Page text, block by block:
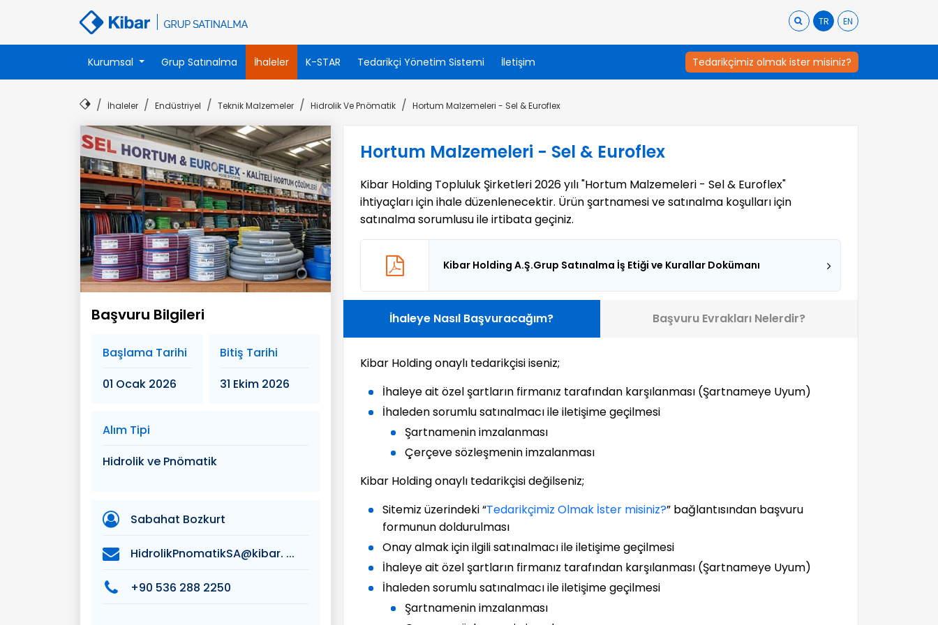
TR EN
Tedarikçimiz olmak ister misiniz?
Kurumsal Grup Satınalma İhaleler K-STAR Tedarikçi Yönetim Sistemi İletişim
İhaleler Endüstriyel Teknik Malzemeler Hidrolik Ve Pnömatik Hortum Malzemeleri - Sel & Euroflex
Başvuru Bilgileri
Başlama Tarihi
01 Ocak 2026
Bitiş Tarihi
31 Ekim 2026
Alım Tipi
Hidrolik ve Pnömatik
Sabahat Bozkurt
HidrolikPnomatikSA@kibar. ...
+90 536 288 2250
Hortum Malzemeleri - Sel & Euroflex
Kibar Holding Topluluk Şirketleri 2026 yılı "Hortum Malzemeleri - Sel & Euroflex"
ihtiyaçları için ihale düzenlenecektir. Ürün şartnamesi ve satınalma koşulları için
satınalma sorumlusu ile irtibata geçiniz.
Kibar Holding A.Ş.Grup Satınalma İş Etiği ve Kurallar Dokümanı
İhaleye Nasıl Başvuracağım? Başvuru Evrakları Nelerdir?
Kibar Holding onaylı tedarikçisi iseniz;
İhaleye ait özel şartların firmanız tarafından karşılanması (Şartnameye Uyum)
İhaleden sorumlu satınalmacı ile iletişime geçilmesi
Şartnamenin imzalanması
Çerçeve sözleşmenin imzalanması
Kibar Holding onaylı tedarikçisi değilseniz;
Sitemiz üzerindeki “Tedarikçimiz Olmak İster misiniz?” bağlantısından başvuru
formunun doldurulması
Onay almak için ilgili satınalmacı ile iletişime geçilmesi
İhaleye ait özel şartların firmanız tarafından karşılanması (Şartnameye Uyum)
İhaleden sorumlu satınalmacı ile iletişime geçilmesi
Şartnamenin imzalanması